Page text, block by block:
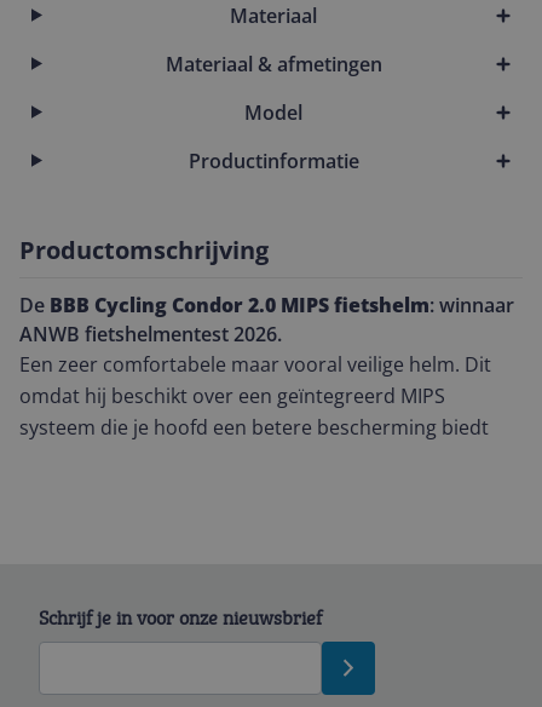
Materiaal
Materiaal & afmetingen
Model
Productinformatie
Productomschrijving
De BBB Cycling Condor 2.0 MIPS fietshelm: winnaar
ANWB fietshelmentest 2026.
Een zeer comfortabele maar vooral veilige helm. Dit
omdat hij beschikt over een geïntegreerd MIPS
systeem die je hoofd een betere bescherming biedt
Schrijf je in voor onze nieuwsbrief